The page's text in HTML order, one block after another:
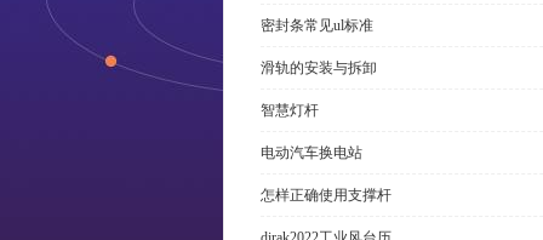
密封条常见ul标准
滑轨的安装与拆卸
智慧灯杆
电动汽车换电站
怎样正确使用支撑杆